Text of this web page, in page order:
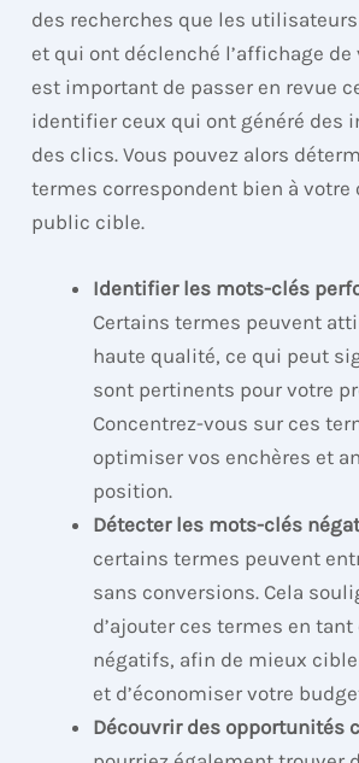
des recherches que les
et qui ont déclenché l’affichage de
est important de passer en revue
identifier ceux qui ont généré des
des clics. Vous pouvez alors
termes correspondent bien à votre
public cible.
Identifier les mots-clés
Certains termes peuvent
haute qualité, ce qui peut
sont pertinents pour votre
Concentrez-vous sur ces
optimiser vos enchères et
position.
Détecter les mots-clés
certains termes peuvent
sans conversions. Cela
d’ajouter ces termes en
négatifs, afin de mieux
et d’économiser votre
Découvrir des opportunités